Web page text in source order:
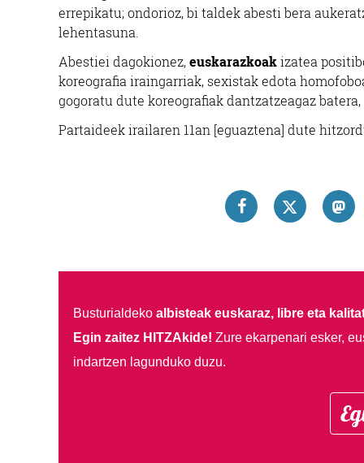
errepikatu; ondorioz, bi taldek abesti bera
lehentasuna.
Abestiei dagokionez,euskarazkoakizatea
koreografia iraingarriak, sexistak edota
gogoratu dute koreografiak dantzatzeagaz
Partaideek irailaren 11an [eguaztena] dute
Busturialdeko albisteak euskaraz, libre eta
Egin zaitez HITZAkide! Zure ekarpenari esker,
indartzen lagunduko duzu.